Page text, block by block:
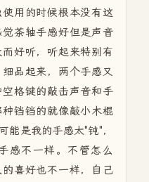
用的时候根本没有这
茶轴手感好但是声音
好听，听起来特别有
品起来，两个手感又
格键的敲击声音和手
铛铛的就像敲小木棍
能是我的手感太"钝"，
感不一样。不管怎么
喜好也不一样，自己